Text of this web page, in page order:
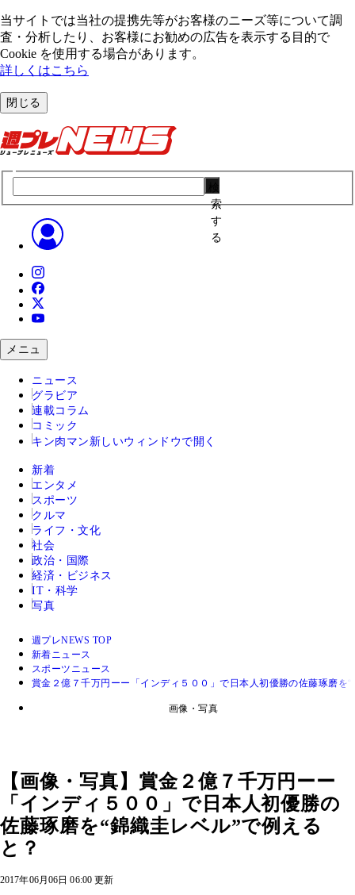
当サイトでは当社の提携先等がお客様のニーズ等について調
査・分析したり、お客様にお勧めの広告を表⽰する⽬的で
Cookie を使⽤する場合があります。
詳しくはこちら
閉じる
索
す
る
メニュ
ニュース
グラビア
連載コラム
コミック
キン肉マン 新しいウィンドウで開く
新着
エンタメ
スポーツ
クルマ
ライフ・文化
社会
政治・国際
経済・ビジネス
IT・科学
写真
週プレNEWS TOP
新着ニュース
スポーツニュース
賞金２億７千万円ーー「インディ５００」で日本人初優勝の佐藤琢磨を
画像・写真
【画像・写真】賞金２億７千万円ーー
「インディ５００」で日本人初優勝の
佐藤琢磨を“錦織圭レベル”で例える
と？
2017年06月06日 06:00 更新